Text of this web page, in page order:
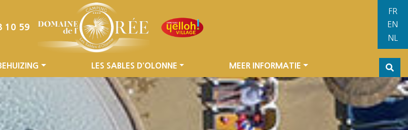
10 59
LES SABLES D’OLONNE MEER INFORMATIE